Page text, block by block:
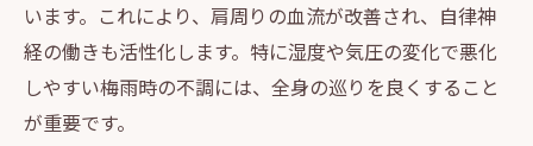
います。これにより、肩周りの血流が改善され、自律神
経の働きも活性化します。特に湿度や気圧の変化で悪化
しやすい梅雨時の不調には、全身の巡りを良くすること
が重要です。